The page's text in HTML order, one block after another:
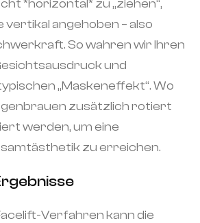
*horizontal* zu „ziehen“,
vertikal angehoben – also
So wahren wir Ihren
und
„Maskeneffekt“. Wo
zusätzlich rotiert
werden, um eine
zu erreichen.
Verfahren kann die